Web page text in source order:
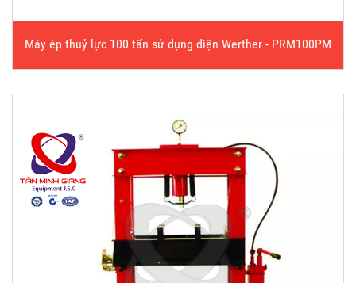
Máy ép thuỷ lực 100 tấn sử dụng điện Werther - PRM100PM